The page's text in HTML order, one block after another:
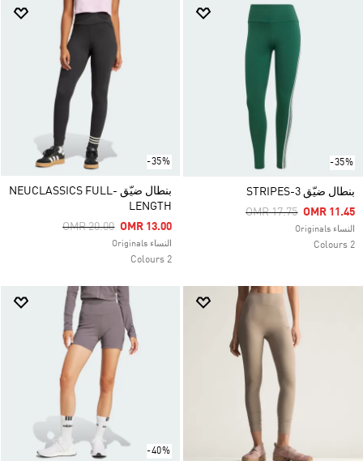
-35%
بنطال ضيّق 3-STRIPES
Price Reduced From
OMR 17.75ToOMR 11.45
النساء Originals
2 Colours
-35%
بنطال ضيّق NEUCLASSICS FULL-
LENGTH
Price Reduced From
OMR 20.00ToOMR 13.00
النساء Originals
2 Colours
-40%